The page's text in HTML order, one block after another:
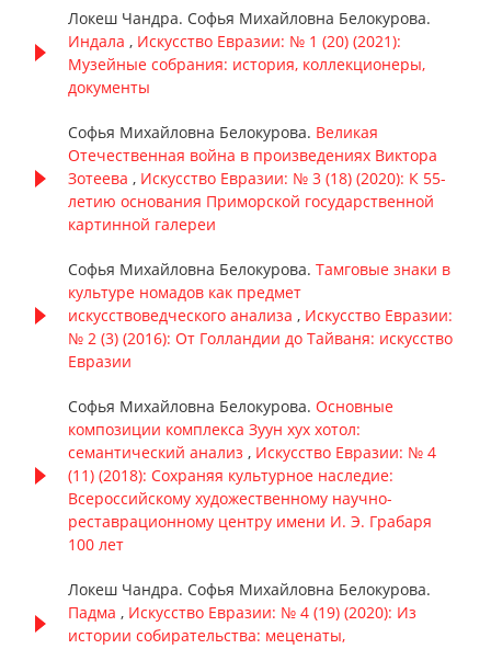
Локеш Чандра. Софья Михайловна Белокурова.
Индала , Искусство Евразии: № 1 (20) (2021):
Музейные собрания: история, коллекционеры,
документы
Софья Михайловна Белокурова. Великая
Отечественная война в произведениях Виктора
Зотеева , Искусство Евразии: № 3 (18) (2020): К 55-
летию основания Приморской государственной
картинной галереи
Софья Михайловна Белокурова. Тамговые знаки в
культуре номадов как предмет
искусствоведческого анализа , Искусство Евразии:
№ 2 (3) (2016): От Голландии до Тайваня: искусство
Евразии
Софья Михайловна Белокурова. Основные
композиции комплекса Зуун хух хотол:
семантический анализ , Искусство Евразии: № 4
(11) (2018): Сохраняя культурное наследие:
Всероссийскому художественному научно-
реставрационному центру имени И. Э. Грабаря
100 лет
Локеш Чандра. Софья Михайловна Белокурова.
Падма , Искусство Евразии: № 4 (19) (2020): Из
истории собирательства: меценаты,